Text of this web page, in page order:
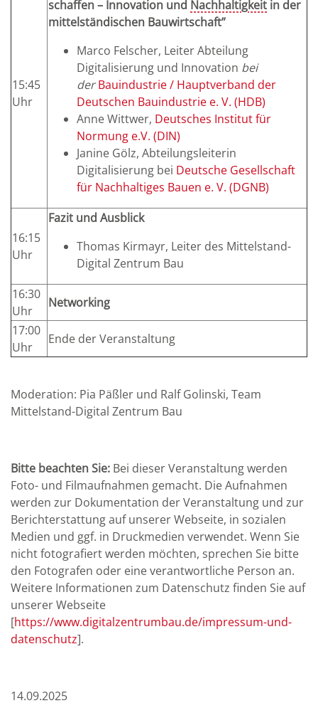
15:45
Uhr
schaffen – Innovation und Nachhaltigkeit in der
mittelständischen Bauwirtschaft”
Marco Felscher, Leiter Abteilung
Digitalisierung und Innovation bei
derBauindustrie / Hauptverband der
Deutschen Bauindustrie e. V. (HDB)
Anne Wittwer, Deutsches Institut für
Normung e.V. (DIN)
Janine Gölz, Abteilungsleiterin
Digitalisierung bei Deutsche Gesellschaft
für Nachhaltiges Bauen e. V. (DGNB)
16:15
Uhr
Fazit und Ausblick
Thomas Kirmayr, Leiter des Mittelstand-
Digital Zentrum Bau
16:30
Uhr
Networking
17:00
Uhr
Ende der Veranstaltung
Moderation: Pia Päßler und Ralf Golinski, Team
Mittelstand-Digital Zentrum Bau
Bitte beachten Sie: Bei dieser Veranstaltung werden
Foto- und Filmaufnahmen gemacht. Die Aufnahmen
werden zur Dokumentation der Veranstaltung und zur
Berichterstattung auf unserer Webseite, in sozialen
Medien und ggf. in Druckmedien verwendet. Wenn Sie
nicht fotografiert werden möchten, sprechen Sie bitte
den Fotografen oder eine verantwortliche Person an.
Weitere Informationen zum Datenschutz finden Sie auf
unserer Webseite
[https://www.digitalzentrumbau.de/impressum-und-
datenschutz].
14.09.2025